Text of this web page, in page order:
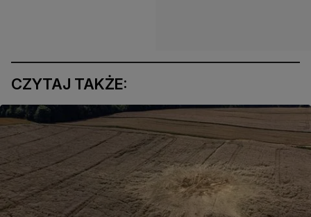
CZYTAJ TAKŻE: